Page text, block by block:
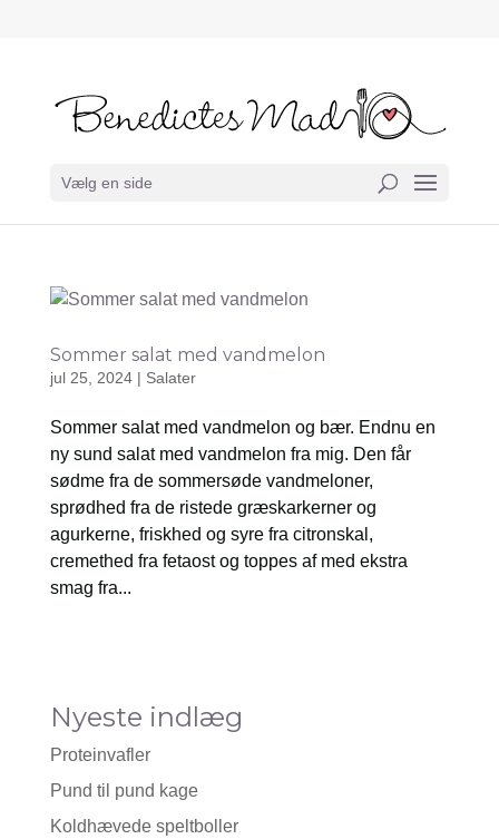
Vælg en side
Sommer salat med vandmelon
jul 25, 2024| Salater
Sommer salat med vandmelon og bær. Endnu en
ny sund salat med vandmelon fra mig. Den får
sødme fra de sommersøde vandmeloner,
sprødhed fra de ristede græskarkerner og
agurkerne, friskhed og syre fra citronskal,
cremethed fra fetaost og toppes af med ekstra
smag fra...
Nyeste indlæg
Proteinvafler
Pund til pund kage
Koldhævede speltboller